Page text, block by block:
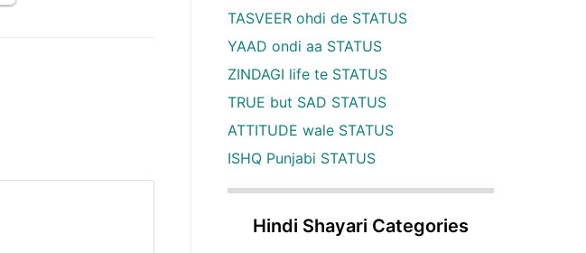
TASVEER ohdi de STATUS
YAAD ondi aa STATUS
ZINDAGI life te STATUS
TRUE but SAD STATUS
ATTITUDE wale STATUS
ISHQ Punjabi STATUS
Hindi Shayari Categories